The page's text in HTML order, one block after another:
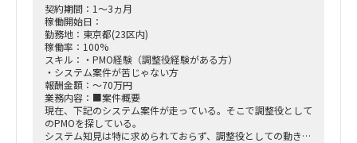
契約期間：1～3ヵ月
稼働開始日：
勤務地：東京都(23区内)
稼働率：100%
スキル：・PMO経験（調整役経験がある方）
・システム案件が苦じゃない方
報酬金額：～70万円
業務内容：■案件概要
現在、下記のシステム案件が走っている。そこで調整役として
のPMOを探している。
システム知見は特に求められておらず、調整役としての動きが